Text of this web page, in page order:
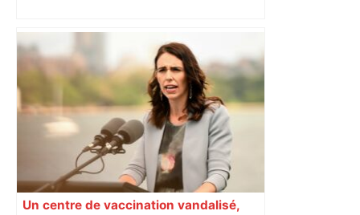
Un centre de vaccination vandalisé,